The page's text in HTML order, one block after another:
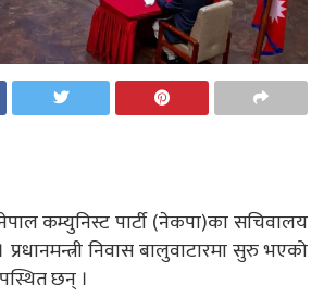
कम्युनिस्ट पार्टी (नेकपा)का सचिवालय
निवास बालुवाटारमा सुरु भएको
छन् ।